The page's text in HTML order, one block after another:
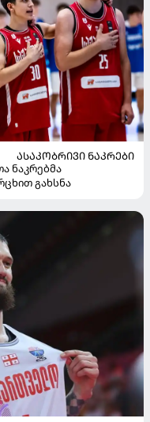
ᲐᲡᲐᲙᲝᲑᲠᲘᲕᲘ ᲜᲐᲙᲠᲔᲑᲘ
ნაკრებმა
გახსნა